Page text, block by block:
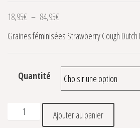
18,95€ – 84,95€
Graines féminisées Strawberry Cough Dutch
Quantité
quantité de Strawberry Cough
Ajouter au panier